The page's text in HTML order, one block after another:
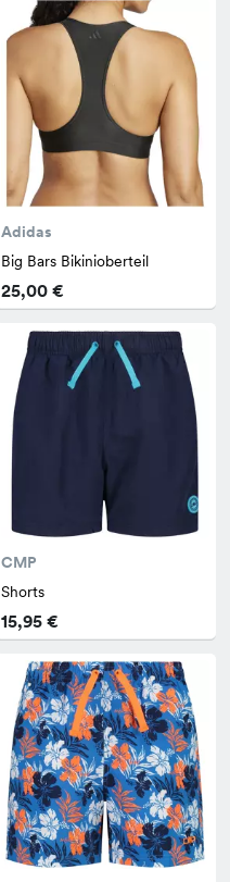
Adidas
Big Bars Bikinioberteil
25,00 €
CMP
Shorts
15,95 €